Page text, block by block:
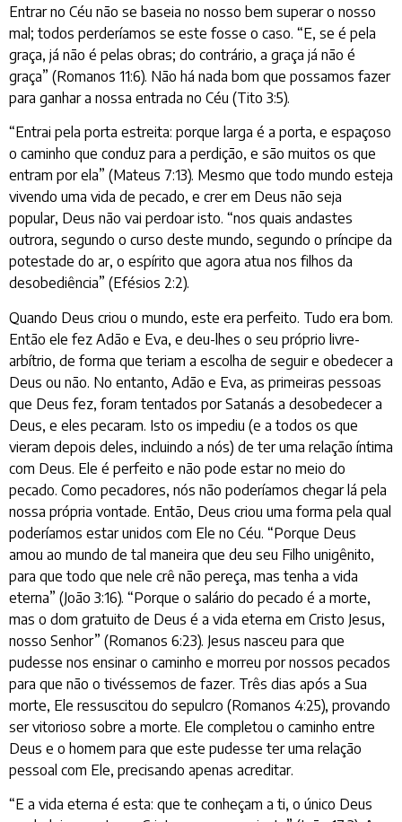
Entrar no Céu não se baseia no nosso bem superar o nosso
mal; todos perderíamos se este fosse o caso. “E, se é pela
graça, já não é pelas obras; do contrário, a graça já não é
graça” (Romanos 11:6). Não há nada bom que possamos fazer
para ganhar a nossa entrada no Céu (Tito 3:5).
“Entrai pela porta estreita: porque larga é a porta, e espaçoso
o caminho que conduz para a perdição, e são muitos os que
entram por ela” (Mateus 7:13). Mesmo que todo mundo esteja
vivendo uma vida de pecado, e crer em Deus não seja
popular, Deus não vai perdoar isto. “nos quais andastes
outrora, segundo o curso deste mundo, segundo o príncipe da
potestade do ar, o espírito que agora atua nos filhos da
desobediência” (Efésios 2:2).
Quando Deus criou o mundo, este era perfeito. Tudo era bom.
Então ele fez Adão e Eva, e deu-lhes o seu próprio livre-
arbítrio, de forma que teriam a escolha de seguir e obedecer a
Deus ou não. No entanto, Adão e Eva, as primeiras pessoas
que Deus fez, foram tentados por Satanás a desobedecer a
Deus, e eles pecaram. Isto os impediu (e a todos os que
vieram depois deles, incluindo a nós) de ter uma relação íntima
com Deus. Ele é perfeito e não pode estar no meio do
pecado. Como pecadores, nós não poderíamos chegar lá pela
nossa própria vontade. Então, Deus criou uma forma pela qual
poderíamos estar unidos com Ele no Céu. “Porque Deus
amou ao mundo de tal maneira que deu seu Filho unigênito,
para que todo que nele crê não pereça, mas tenha a vida
eterna” (João 3:16). “Porque o salário do pecado é a morte,
mas o dom gratuito de Deus é a vida eterna em Cristo Jesus,
nosso Senhor” (Romanos 6:23). Jesus nasceu para que
pudesse nos ensinar o caminho e morreu por nossos pecados
para que não o tivéssemos de fazer. Três dias após a Sua
morte, Ele ressuscitou do sepulcro (Romanos 4:25), provando
ser vitorioso sobre a morte. Ele completou o caminho entre
Deus e o homem para que este pudesse ter uma relação
pessoal com Ele, precisando apenas acreditar.
“E a vida eterna é esta: que te conheçam a ti, o único Deus